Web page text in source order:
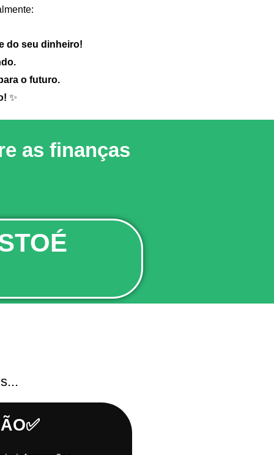
do seu dinheiro!
️‍
o futuro.
✨
as finanças